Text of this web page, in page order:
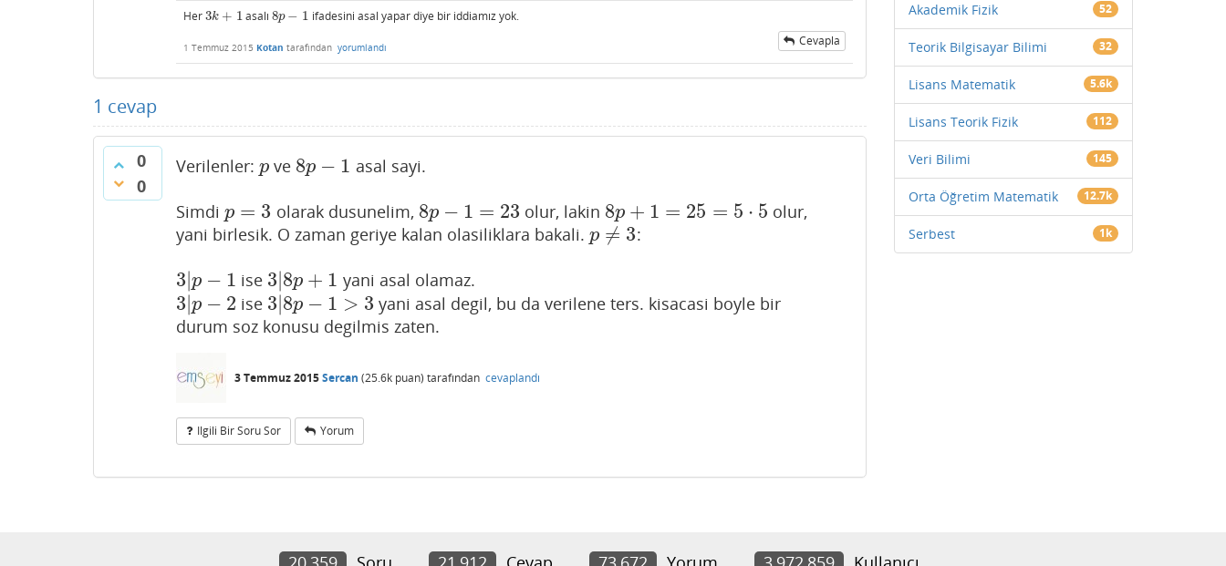
Her3k + 1
3k+1 asalı8p − 1
8p−1 ifadesini asal yapar diye bir iddiamız yok.
1 Temmuz 2015 Kotan tarafından yorumlandı Cevapla
1 cevap
0
0
Verilenler: p
p ve 8p − 1
8p−1 asal sayi.
Simdi p = 3
p =3 olarak dusunelim, 8p − 1 = 23
8p−1=23 olur, lakin 8p + 1 = 25 = 5 ⋅ 5
8p+1=25=5⋅5
olur,
yani birlesik. O zaman geriye kalan olasiliklara bakali. p ≠ 3
p ≠3 :
3 p − 1
3|p −1 ise 3 8p + 1
3|8p +1 yani asal olamaz.
3|p − 2
3|p −2 ise 3|8p − 1 > 3
3|8p −1 >3
yani asal degil, bu da verilene ters. kisacasi boyle bir
durum soz konusu degilmis zaten.
3 Temmuz 2015Sercan (25.6k puan) tarafından cevaplandı
Ilgili Bir Soru Sor Yorum
Akademik Fizik 52
Teorik Bilgisayar Bilimi 32
Lisans Matematik 5.6k
Lisans Teorik Fizik 112
Veri Bilimi 145
Orta Öğretim Matematik 12.7k
Serbest 1k